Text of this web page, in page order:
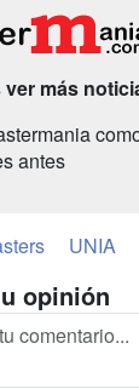
ver más
antes
UNIA
opinión